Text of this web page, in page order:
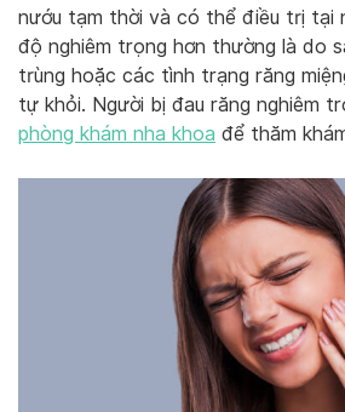
nướu tạm thời và có thể điều trị tại
độ nghiêm trọng hơn thường là do
trùng hoặc các tình trạng răng
tự khỏi. Người bị đau răng nghiêm
phòng khám nha khoa để thăm